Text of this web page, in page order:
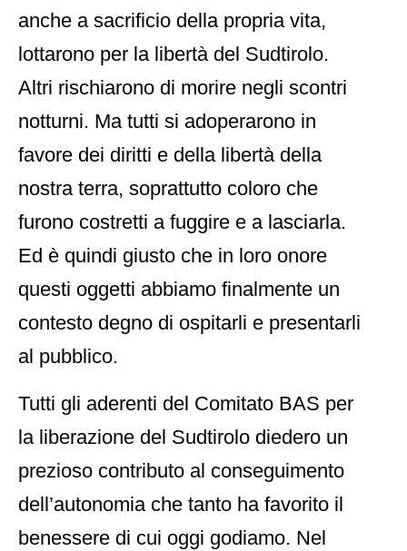
anche a sacrificio della propria vita,
lottarono per la libertà del Sudtirolo.
Altri rischiarono di morire negli scontri
notturni. Ma tutti si adoperarono in
favore dei diritti e della libertà della
nostra terra, soprattutto coloro che
furono costretti a fuggire e a lasciarla.
Ed è quindi giusto che in loro onore
questi oggetti abbiamo finalmente un
contesto degno di ospitarli e presentarli
al pubblico.
Tutti gli aderenti del Comitato BAS per
la liberazione del Sudtirolo diedero un
prezioso contributo al conseguimento
dell’autonomia che tanto ha favorito il
benessere di cui oggi godiamo. Nel